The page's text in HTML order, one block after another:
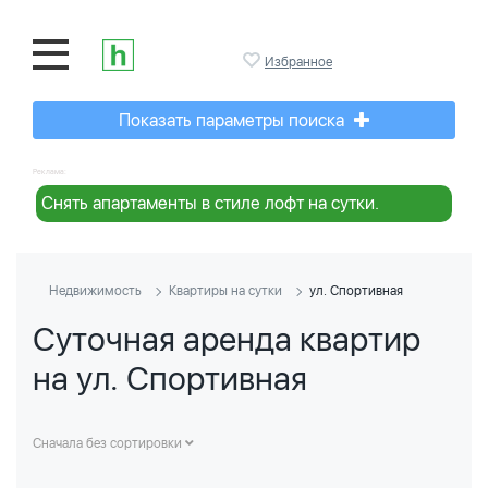
Избранное
Показать параметры поиска
Реклама:
Снять апартаменты в стиле лофт на сутки.
Недвижимость Квартиры на сутки ул. Спортивная
Суточная аренда квартир
на ул. Спортивная
Сначала без сортировки